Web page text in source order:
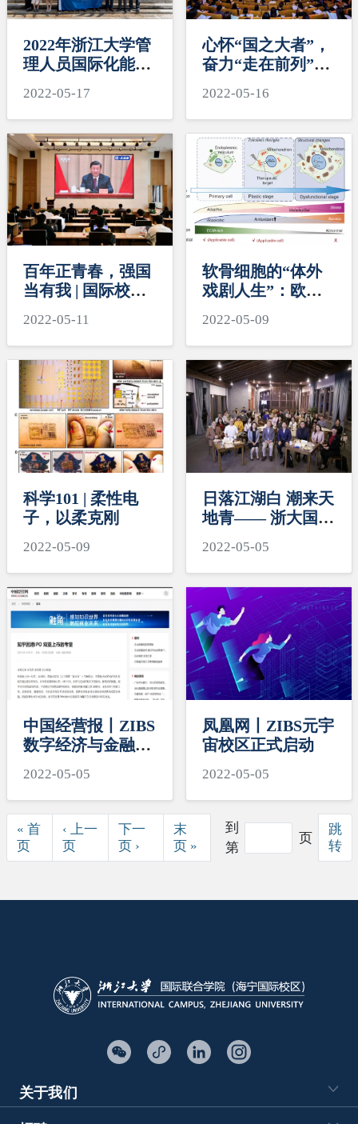
2022年浙江大学管
理人员国际化能力
2022-05-17
心怀“国之大者”，
奋力“走在前列”
江大学国际联合学
院（海宁国际校
区）委员会党员大
会胜利召开
2022-05-16
百年正青春，强国
当有我 | 国际校区
庆祝中国共产主义
青年团成立100周
年大会
2022-05-11
软骨细胞的“体外
戏剧人生”：欧阳
软骨细胞去分化的
分子图谱
2022-05-09
科学101 | 柔性电
子，以柔克刚
2022-05-09
日落江湖白 潮来天
地青—— 浙大国际
“潮青会”成立暨首
次交流分享会
2022-05-05
中国经营报丨ZIBS
数字经济与金融创
任盘和林谈知乎回
港IPO双重上市的
考量
2022-05-05
凤凰网丨ZIBS元宇
宙校区正式启动
2022-05-05
分页
« 首
页首页
‹ 上一
页前一页
下一
页 ›下一页
末
页 »
到
第
页
跳
转
关于我们